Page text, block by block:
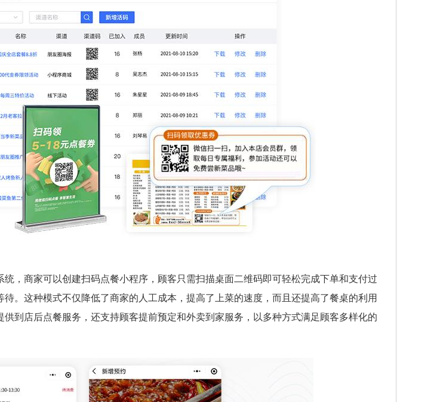
统，商家可以创建扫码点餐小程序，顾客只需扫描桌面二维码即可轻松完成下单和支付过
。这种模式不仅降低了商家的人工成本，提高了上菜的速度，而且还提高了餐桌的利用
供到店后点餐服务，还支持顾客提前预定和外卖到家服务，以多种方式满足顾客多样化的